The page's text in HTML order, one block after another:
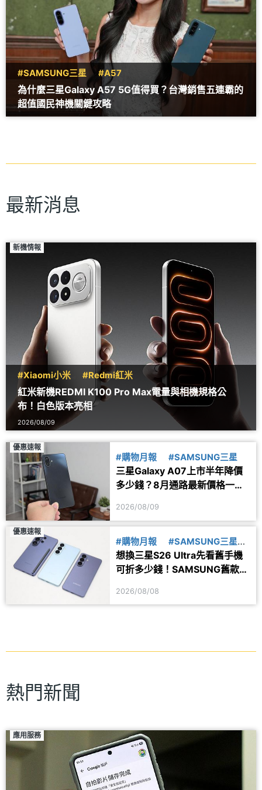
#SAMSUNG三星 #A57
為什麼三星Galaxy A57 5G值得買？台灣銷售五連霸的
超值國民神機關鍵攻略
最新消息
新機情報
#Xiaomi小米 #Redmi紅米
紅米新機REDMI K100 Pro Max電量與相機規格公
布！白色版本亮相
2026/08/09
優惠速報
#購物月報 #SAMSUNG三星
三星Galaxy A07上市半年降價
多少錢？8月通路最新價格一次
2026/08/09
優惠速報
#購物月報
#SAMSUNG三星
#舊換新
想換三星S26 Ultra先看舊手機
可折多少錢！SAMSUNG舊款旗
2026/08/08
熱門新聞
應用服務